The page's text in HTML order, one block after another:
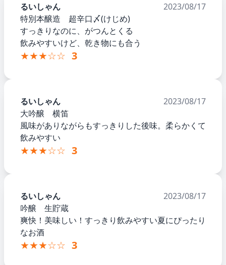
るいしゃん
2023/08/17
特別本醸造 超辛口〆(けじめ)
すっきりなのに、がつんとくる
飲みやすいけど、乾き物にも合う
★★★☆☆ 3
るいしゃん
2023/08/17
大吟醸 横笛
風味がありながらもすっきりした後味。柔らかくて
飲みやすい
★★★☆☆ 3
るいしゃん
2023/08/17
吟醸 生貯蔵
爽快！美味しい！すっきり飲みやすい夏にぴったり
なお酒
★★★☆☆ 3